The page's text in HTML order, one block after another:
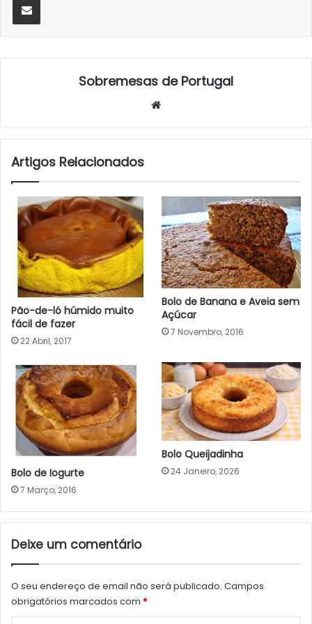
Sobremesas de Portugal
Artigos Relacionados
Pão-de-ló húmido muito
fácil de fazer
22 Abril, 2017
Bolo de Banana e Aveia sem
Açúcar
7 Novembro, 2016
Bolo de Iogurte
7 Março, 2016
Bolo Queijadinha
24 Janeiro, 2026
Deixe um comentário
O seu endereço de email não será publicado. Campos
obrigatórios marcados com *